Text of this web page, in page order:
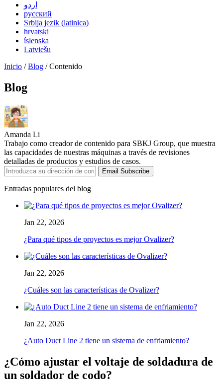
اردو
русский
Srbija jezik (latinica)
hrvatski
íslenska
Latviešu
Inicio /Blog / Contenido
Blog
Amanda Li
Trabajo como creador de contenido para SBKJ Group, que muestra
las capacidades de nuestras máquinas a través de revisiones
detalladas de productos y estudios de casos.
Email Subscribe
Entradas populares del blog
Jan 22, 2026
¿Para qué tipos de proyectos es mejor Ovalizer?
Jan 22, 2026
¿Cuáles son las características de Ovalizer?
Jan 22, 2026
¿Auto Duct Line 2 tiene un sistema de enfriamiento?
¿Cómo ajustar el voltaje de soldadura de
un soldador de codo?